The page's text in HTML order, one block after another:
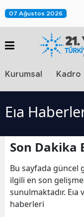
07 Ağustos 2026
Kurumsal Kadro
Eıa
Son Dakika
Bu sayfada güncel
ilgili en son
sunulmaktadır. Eıa
haberleri